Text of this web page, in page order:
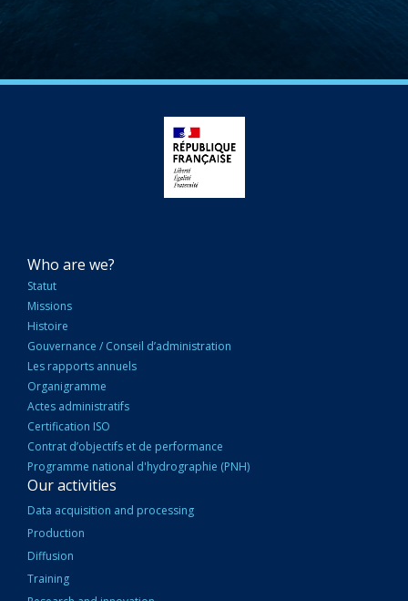
NAVIGATION
PRINCIPALE
Who are we?
Statut
Missions
Histoire
Gouvernance / Conseil d’administration
Les rapports annuels
Organigramme
Actes administratifs
Certification ISO
Contrat d’objectifs et de performance
Programme national d'hydrographie (PNH)
Our activities
Data acquisition and processing
Production
Diffusion
Training